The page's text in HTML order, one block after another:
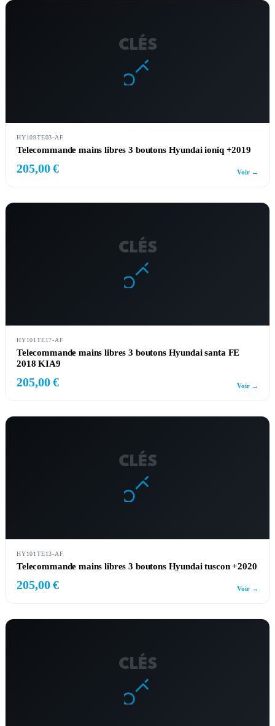
CLÉS
HY109TE03-AF
Telecommande mains libres 3 boutons Hyundai ioniq +2019
205,00 € Voir →
CLÉS
HY101TE17-AF
Telecommande mains libres 3 boutons Hyundai santa FE
2018 KIA9
205,00 € Voir →
CLÉS
HY101TE13-AF
Telecommande mains libres 3 boutons Hyundai tuscon +2020
205,00 € Voir →
CLÉS